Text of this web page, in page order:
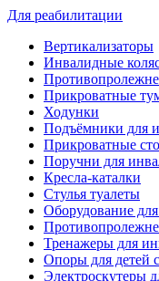
Для реабилитации
Вертикализаторы
Инвалидные
Прикроватные
Ходунки
Подъёмники для
Прикроватные
Поручни для
Кресла-каталки
Стулья туалеты
Оборудование
Тренажеры для
Опоры для детей
Электроскутеры